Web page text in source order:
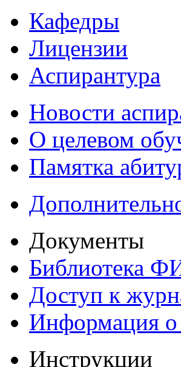
Кафедры
Лицензии
Аспирантура
Новости
О целевом
Памятка
Документы
Библиотека
Доступ к
Информация
Инструкции